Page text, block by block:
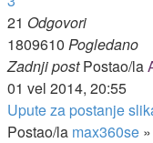
21 Odgovori
1809610 Pogledano
Zadnji postPostao/la
01 vel 2014, 20:55
Upute za postanje
Postao/la max360se »